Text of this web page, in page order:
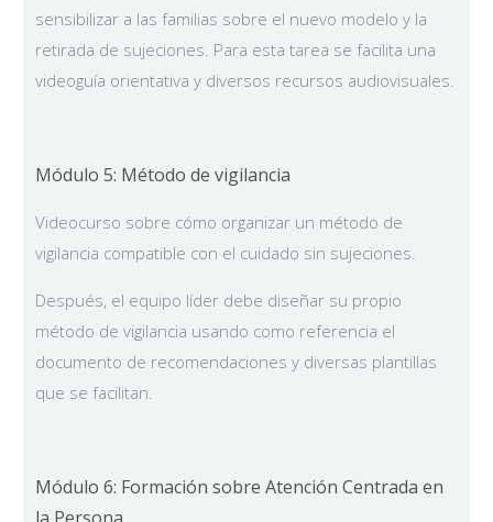
sensibilizar a las familias sobre el nuevo modelo y la
retirada de sujeciones. Para esta tarea se facilita una
videoguía orientativa y diversos recursos audiovisuales.
Módulo 5: Método de vigilancia
Videocurso sobre cómo organizar un método de
vigilancia compatible con el cuidado sin sujeciones.
Después, el equipo líder debe diseñar su propio
método de vigilancia usando como referencia el
documento de recomendaciones y diversas plantillas
que se facilitan.
Módulo 6: Formación sobre Atención Centrada en